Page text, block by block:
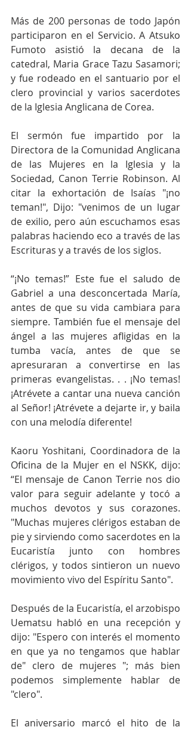
Más de 200 personas de todo Japón
participaron en el Servicio. A Atsuko
Fumoto asistió la decana de la
catedral, Maria Grace Tazu Sasamori;
y fue rodeado en el santuario por el
clero provincial y varios sacerdotes
de la Iglesia Anglicana de Corea.
El sermón fue impartido por la
Directora de la Comunidad Anglicana
de las Mujeres en la Iglesia y la
Sociedad, Canon Terrie Robinson. Al
citar la exhortación de Isaías "¡no
teman!", Dijo: "venimos de un lugar
de exilio, pero aún escuchamos esas
palabras haciendo eco a través de las
Escrituras y a través de los siglos.
“¡No temas!” Este fue el saludo de
Gabriel a una desconcertada María,
antes de que su vida cambiara para
siempre. También fue el mensaje del
ángel a las mujeres afligidas en la
tumba vacía, antes de que se
apresuraran a convertirse en las
primeras evangelistas. . . ¡No temas!
¡Atrévete a cantar una nueva canción
al Señor! ¡Atrévete a dejarte ir, y baila
con una melodía diferente!
Kaoru Yoshitani, Coordinadora de la
Oficina de la Mujer en el NSKK, dijo:
“El mensaje de Canon Terrie nos dio
valor para seguir adelante y tocó a
muchos devotos y sus corazones.
"Muchas mujeres clérigos estaban de
pie y sirviendo como sacerdotes en la
Eucaristía junto con hombres
clérigos, y todos sintieron un nuevo
movimiento vivo del Espíritu Santo".
Después de la Eucaristía, el arzobispo
Uematsu habló en una recepción y
dijo: "Espero con interés el momento
en que ya no tengamos que hablar
de" clero de mujeres "; más bien
podemos simplemente hablar de
"clero".
El aniversario marcó el hito de la